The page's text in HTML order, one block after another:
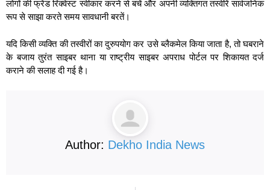
लोगों की फ्रेंड रिक्वेस्ट स्वीकार करने से बचें और अपनी व्यक्तिगत तस्वीरें सार्वजनिक
रूप से साझा करते समय सावधानी बरतें।
यदि किसी व्यक्ति की तस्वीरों का दुरुपयोग कर उसे ब्लैकमेल किया जाता है, तो घबराने
के बजाय तुरंत साइबर थाना या राष्ट्रीय साइबर अपराध पोर्टल पर शिकायत दर्ज
कराने की सलाह दी गई है।
Author: Dekho India News